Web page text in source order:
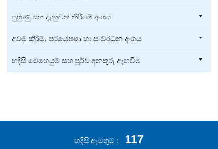
පුහුණු සහ දැනුවත් කිරීමේ අංශය
අවම කිරීම්, පර්යේෂණ හා සංවර්ධන අංශය
හදිසි මෙහෙයුම් සහ පූර්ව අනතුරු ඇඟවීම
හදිසි ඇමතුම් 117